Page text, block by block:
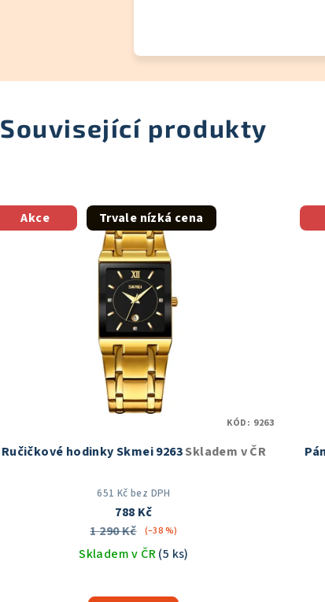
Související produkty
Akce Trvale nízká cena
Ručičkové hodinky Skmei 9263Skladem v ČR
651 Kč bez DPH
788 Kč
1 290 Kč
(–38 %)
Skladem v ČR(5 ks)
KÓD: 9263